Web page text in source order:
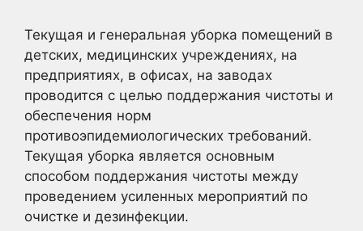
Текущая и генеральная уборка помещений в
детских, медицинских учреждениях, на
предприятиях, в офисах, на заводах
проводится с целью поддержания чистоты и
обеспечения норм
противоэпидемиологических требований.
Текущая уборка является основным
способом поддержания чистоты между
проведением усиленных мероприятий по
очистке и дезинфекции.